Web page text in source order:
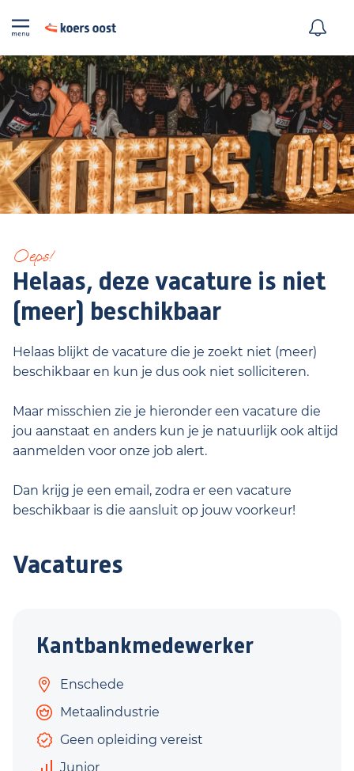
Oeps!
Helaas, deze vacature is niet
(meer) beschikbaar
Helaas blijkt de vacature die je zoekt niet (meer)
beschikbaar en kun je dus ook niet solliciteren.
Maar misschien zie je hieronder een vacature die
jou aanstaat en anders kun je je natuurlijk ook altijd
aanmelden voor onze job alert.
Dan krijg je een email, zodra er een vacature
beschikbaar is die aansluit op jouw voorkeur!
Vacatures
Kantbankmedewerker
Enschede
Metaalindustrie
Geen opleiding vereist
Junior